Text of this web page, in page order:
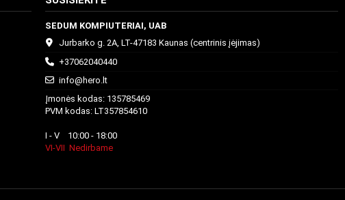
SUSISIEKITE
SEDUM KOMPIUTERIAI, UAB
+37062040440
info@hero.lt
Įmonės kodas: 135785469
I - V 10:00 - 18:00